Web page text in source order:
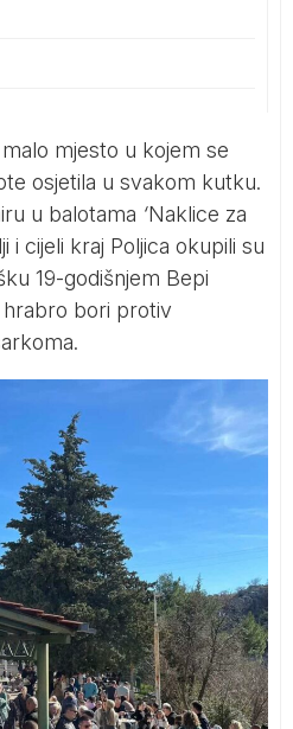
mjesto u kojem se
osjetila u svakom kutku.
u balotama ‘Naklice za
i cijeli kraj Poljica okupili su
19-godišnjem Bepi
bori protiv